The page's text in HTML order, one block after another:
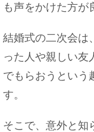
も声をかけた方が
結婚式の二次会は
った人や親しい友
でもらおうという
す。
そこで、意外と知